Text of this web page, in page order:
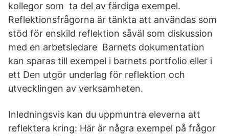
kollegor som ta del av färdiga exempel.
Reflektionsfrågorna är tänkta att användas som
stöd för enskild reflektion såväl som diskussion
med en arbetsledare Barnets dokumentation
kan sparas till exempel i barnets portfolio eller i
ett Den utgör underlag för reflektion och
utvecklingen av verksamheten.
Inledningsvis kan du uppmuntra eleverna att
reflektera kring: Här är några exempel på frågor